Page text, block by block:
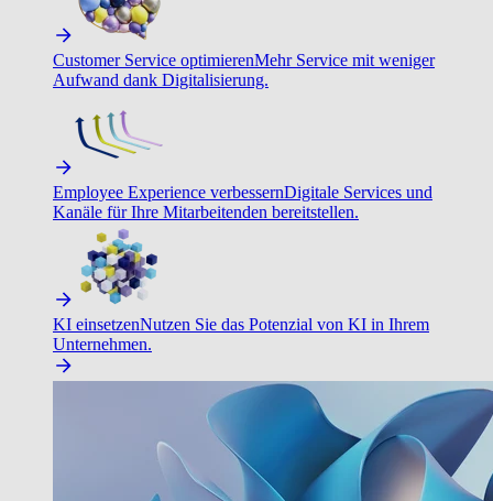
Customer Service optimierenMehr Service mit weniger
Aufwand dank Digitalisierung.
Employee Experience verbessernDigitale Services und
Kanäle für Ihre Mitarbeitenden bereitstellen.
KI einsetzenNutzen Sie das Potenzial von KI in Ihrem
Unternehmen.